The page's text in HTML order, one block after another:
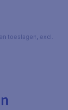
toeslagen, excl.